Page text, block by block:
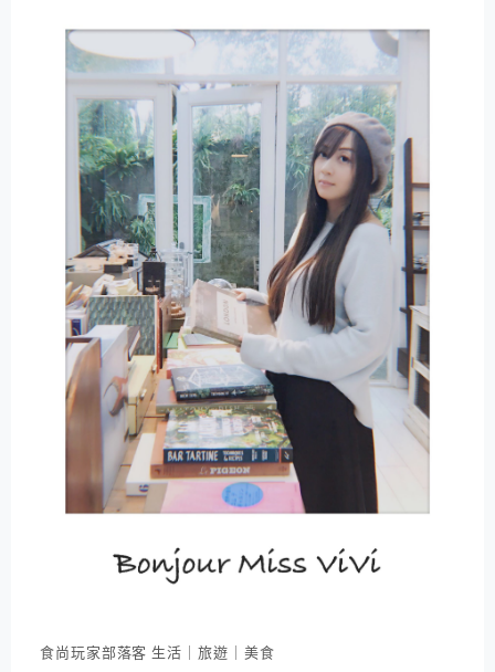
食尚玩家部落客 生活｜旅遊｜美食